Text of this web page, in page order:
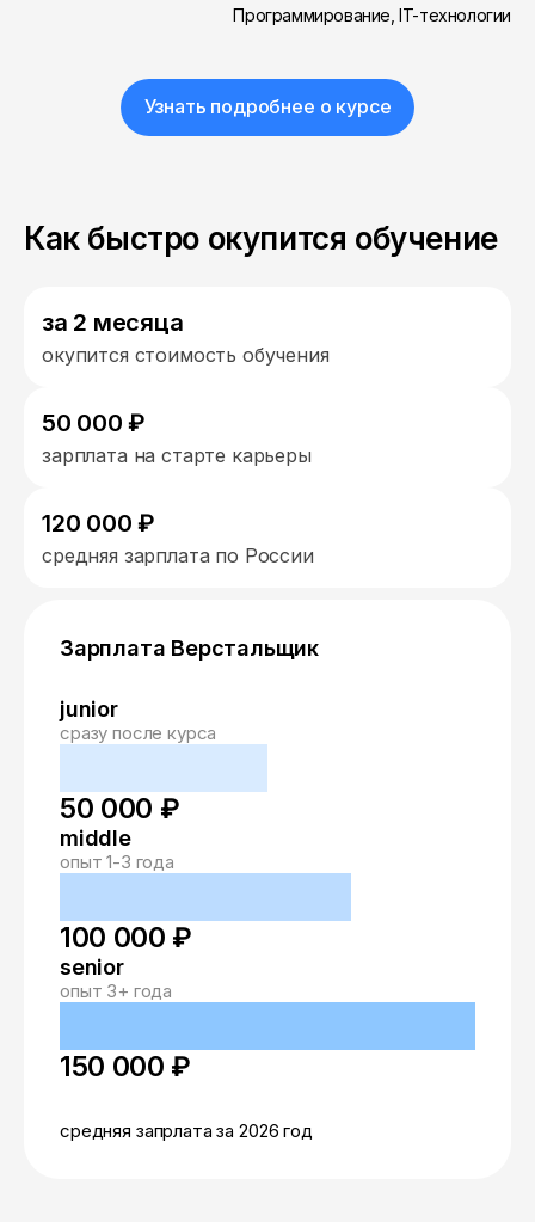
Программирование, IT-технологии
Узнать подробнее о курсе
Как быстро окупится обучение
за 2 месяца
окупится стоимость обучения
50 000 ₽
зарплата на старте карьеры
120 000 ₽
средняя зарплата по России
Зарплата Верстальщик
junior
сразу после курса
50 000 ₽
middle
опыт 1-3 года
100 000 ₽
senior
опыт 3+ года
150 000 ₽
средняя запрлата за 2026 год